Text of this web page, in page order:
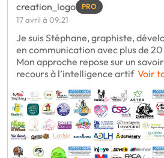
creation_logo PRO
17 avril à 09:21
Je suis Stéphane, graphiste,
en communication avec plus de
Mon approche repose sur un
recours à l’intelligence artif Voir